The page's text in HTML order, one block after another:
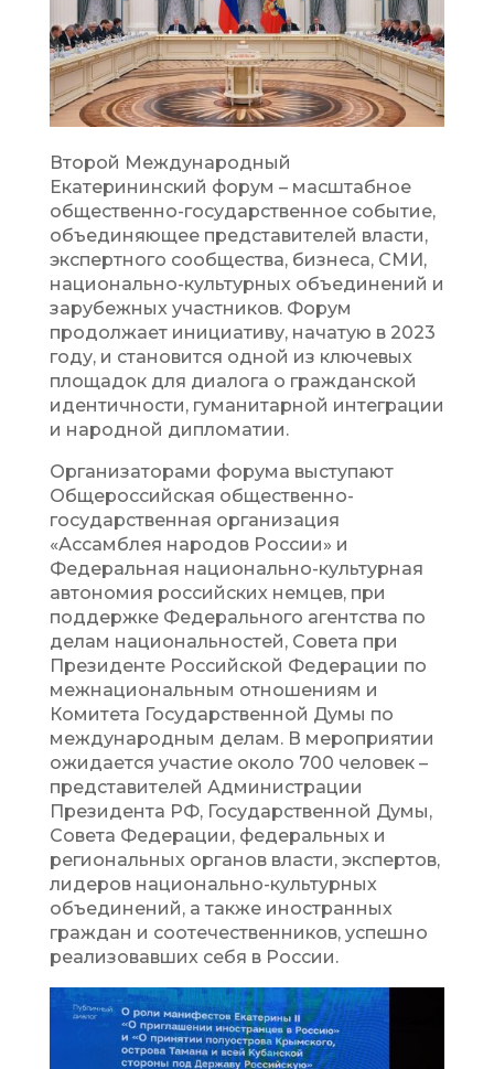
Второй Международный
Екатерининский форум – масштабное
общественно-государственное событие,
объединяющее представителей власти,
экспертного сообщества, бизнеса, СМИ,
национально-культурных объединений и
зарубежных участников. Форум
продолжает инициативу, начатую в 2023
году, и становится одной из ключевых
площадок для диалога о гражданской
идентичности, гуманитарной интеграции
и народной дипломатии.
Организаторами форума выступают
Общероссийская общественно-
государственная организация
«Ассамблея народов России» и
Федеральная национально-культурная
автономия российских немцев, при
поддержке Федерального агентства по
делам национальностей, Совета при
Президенте Российской Федерации по
межнациональным отношениям и
Комитета Государственной Думы по
международным делам. В мероприятии
ожидается участие около 700 человек –
представителей Администрации
Президента РФ, Государственной Думы,
Совета Федерации, федеральных и
региональных органов власти, экспертов,
лидеров национально-культурных
объединений, а также иностранных
граждан и соотечественников, успешно
реализовавших себя в России.